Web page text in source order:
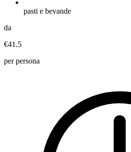
pasti e bevande
da
€41.5
per persona